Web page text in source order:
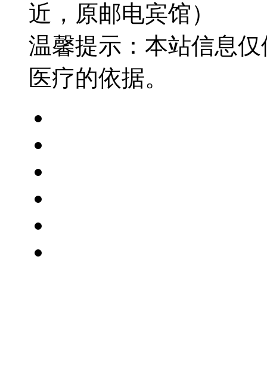
近，原邮电宾馆）
温馨提示：本站信息
医疗的依据。